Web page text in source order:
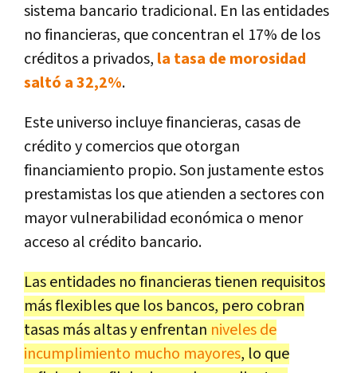
sistema bancario tradicional. En las entidades
no financieras, que concentran el 17% de los
créditos a privados, la tasa de morosidad
saltó a 32,2%.
Este universo incluye financieras, casas de
crédito y comercios que otorgan
financiamiento propio. Son justamente estos
prestamistas los que atienden a sectores con
mayor vulnerabilidad económica o menor
acceso al crédito bancario.
Las entidades no financieras tienen requisitos
más flexibles que los bancos, pero cobran
tasas más altas y enfrentan niveles de
incumplimiento mucho mayores, lo que